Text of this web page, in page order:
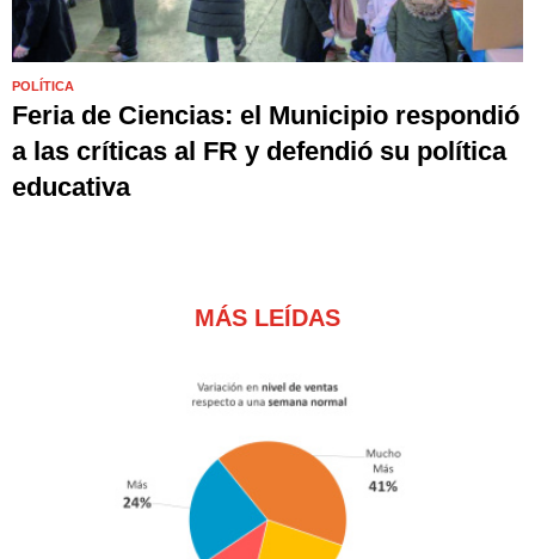
POLÍTICA
Feria de Ciencias: el Municipio respondió
a las críticas al FR y defendió su política
educativa
MÁS LEÍDAS